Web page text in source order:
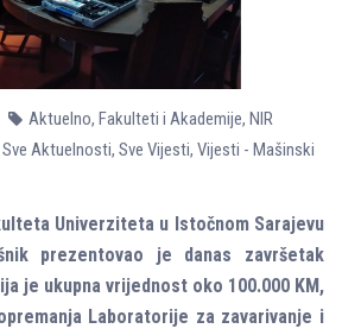
Aktuelno, Fakulteti i Akademije, NIR
Sve Aktuelnosti, Sve Vijesti, Vijesti - Mašinski
Univerziteta u Istočnom Sarajevu
prezentovao je danas završetak
je ukupna vrijednost oko 100.000 KM,
Laboratorije za zavarivanje i